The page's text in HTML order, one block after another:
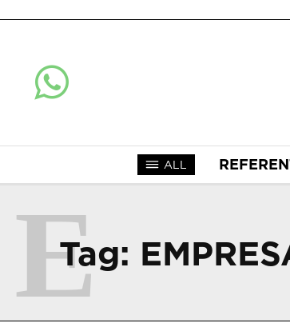
ALL
Tag:
E